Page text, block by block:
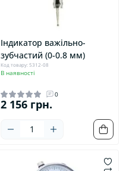
Індикатор важільно-
зубчастий (0-0.8 мм)
Код товару: 5312-08
В наявності
0
2 156 грн.